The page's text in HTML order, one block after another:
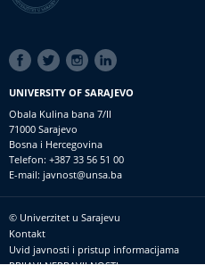
SOCIAL
LINKS
UNIVERSITY OF SARAJEVO
Obala Kulina bana 7/II
71000 Sarajevo
Bosna i Hercegovina
Telefon: +387 33 56 51 00
E-mail: javnost@unsa.ba
Footer
meni
© Univerzitet u Sarajevu
Kontakt
Uvid javnosti i pristup informacijama